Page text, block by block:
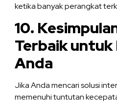
ketika banyak perangkat
10.
Terbaik untuk
Anda
Jika Anda mencari solusi
memenuhi tuntutan